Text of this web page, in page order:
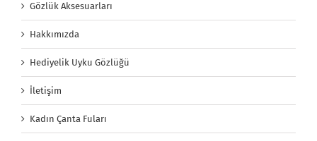
Gözlük Aksesuarları
Hakkımızda
Hediyelik Uyku Gözlüğü
İletişim
Kadın Çanta Fuları